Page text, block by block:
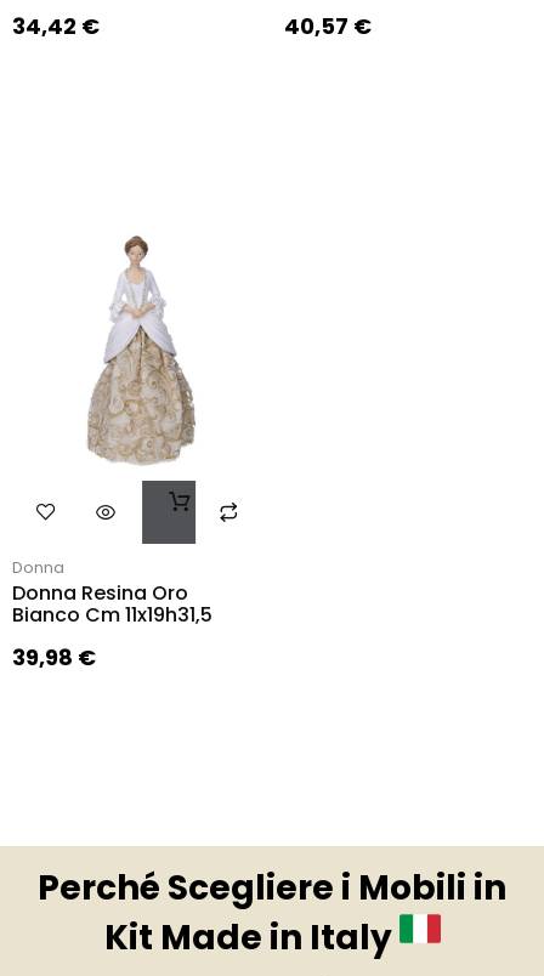
34,42 € 40,57 €
Donna
Donna Resina Oro
Bianco Cm 11x19h31,5
39,98 €
Perché Scegliere i Mobili in
Kit Made in Italy